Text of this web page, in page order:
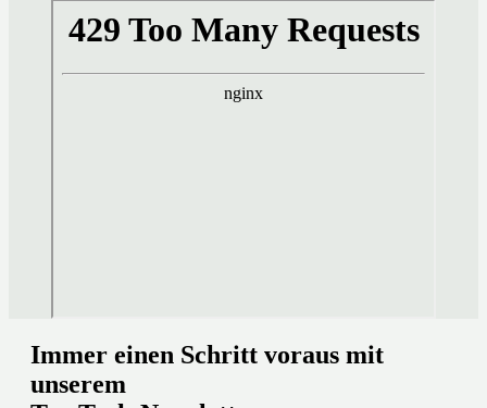
Immer einen Schritt voraus mit
unserem